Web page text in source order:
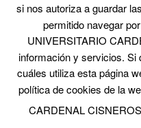
© 2026 La Ciudad en el Arte|
by
si nos autoriza a guardar
permitido navegar
UNIVERSITARIO
información y servicios. Si
cuáles utiliza esta página
política de cookies de la
CARDENAL